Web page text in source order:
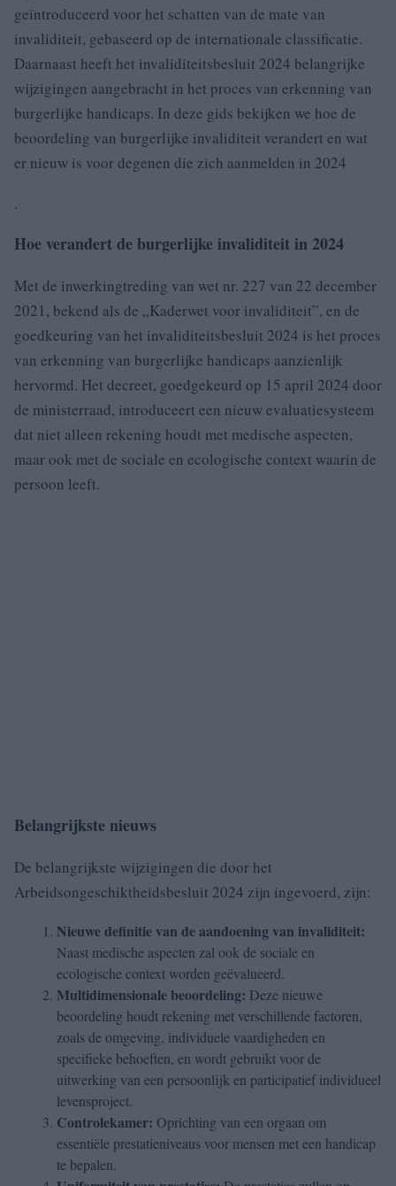
geïntroduceerd voor het schatten van de mate van
invaliditeit, gebaseerd op de internationale classificatie.
Daarnaast heeft het invaliditeitsbesluit 2024 belangrijke
wijzigingen aangebracht in het proces van erkenning van
burgerlijke handicaps. In deze gids bekijken we hoe de
beoordeling van burgerlijke invaliditeit verandert en wat
er nieuw is voor degenen die zich aanmelden in 2024
.
Hoe verandert de burgerlijke invaliditeit in 2024
Met de inwerkingtreding van wet nr. 227 van 22 december
2021, bekend als de „Kaderwet voor invaliditeit”, en de
goedkeuring van het invaliditeitsbesluit 2024 is het proces
van erkenning van burgerlijke handicaps aanzienlijk
hervormd. Het decreet, goedgekeurd op 15 april 2024 door
de ministerraad, introduceert een nieuw evaluatiesysteem
dat niet alleen rekening houdt met medische aspecten,
maar ook met de sociale en ecologische context waarin de
persoon leeft.
Belangrijkste nieuws
De belangrijkste wijzigingen die door het
Arbeidsongeschiktheidsbesluit 2024 zijn ingevoerd, zijn:
Nieuwe definitie van de aandoening van invaliditeit:
Naast medische aspecten zal ook de sociale en
ecologische context worden geëvalueerd.
Multidimensionale beoordeling: Deze nieuwe
beoordeling houdt rekening met verschillende factoren,
zoals de omgeving, individuele vaardigheden en
specifieke behoeften, en wordt gebruikt voor de
uitwerking van een persoonlijk en participatief individueel
levensproject.
Controlekamer: Oprichting van een orgaan om
essentiële prestatieniveaus voor mensen met een handicap
te bepalen.